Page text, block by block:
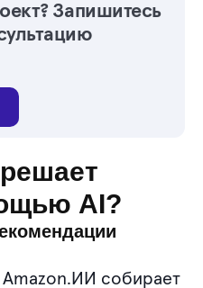
Запишитесь
AI?
собирает